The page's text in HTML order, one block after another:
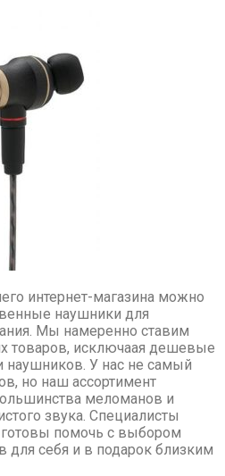
интернет-магазина можно
наушники для
Мы намеренно ставим
товаров, исключаая дешевые
У нас не самый
но наш ассортимент
меломанов и
звука. Специалисты
помочь с выбором
для себя и в подарок близким